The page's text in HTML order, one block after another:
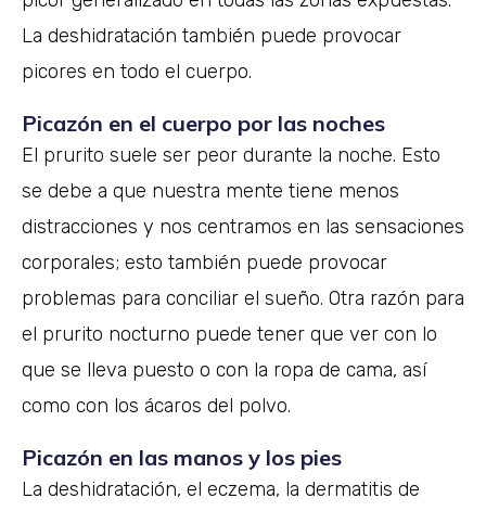
La deshidratación también puede provocar
picores en todo el cuerpo.
Picazón en el cuerpo por las noches
El prurito suele ser peor durante la noche. Esto
se debe a que nuestra mente tiene menos
distracciones y nos centramos en las sensaciones
corporales; esto también puede provocar
problemas para conciliar el sueño. Otra razón para
el prurito nocturno puede tener que ver con lo
que se lleva puesto o con la ropa de cama, así
como con los ácaros del polvo.
Picazón en las manos y los pies
La deshidratación, el eczema, la dermatitis de